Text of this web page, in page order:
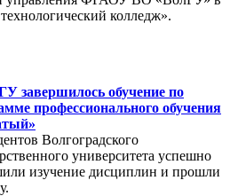
колледж».
завершилось обучение по
профессионального обучения
Волгоградского
университета успешно
изучение дисциплин и прошли